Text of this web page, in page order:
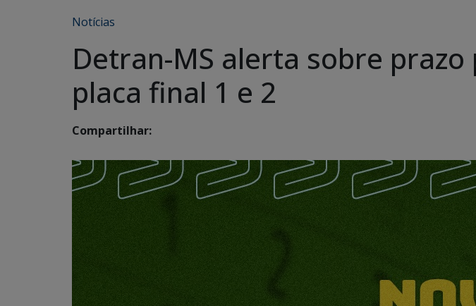
Notícias
Detran-MS alerta sobre
placa final 1 e 2
Compartilhar: